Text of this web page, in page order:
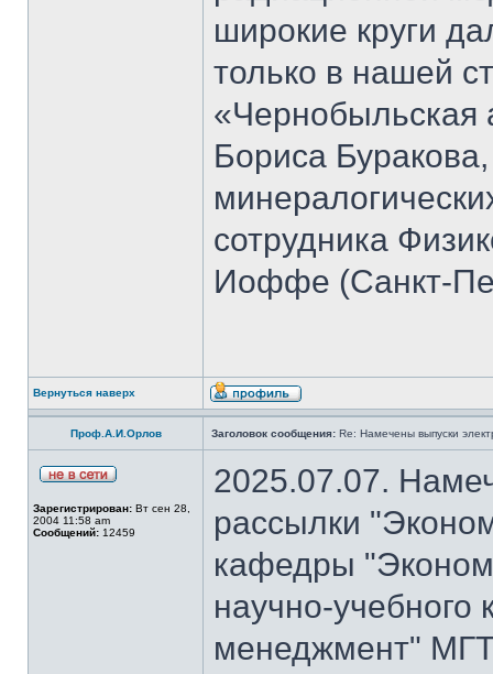
широкие круги
только в нашей
«Чернобыльская
Бориса
сотрудника
Иоффе (Санкт-
Вернуться наверх
Проф.А.И.Орлов Заголовок сообщения: Re: Намечены выпуски
Зарегистрирован: Вт сен 28,
2004 11:58 am
Сообщений: 12459
2025.07.07.
рассылки
кафедры
научно-
менеджмент"